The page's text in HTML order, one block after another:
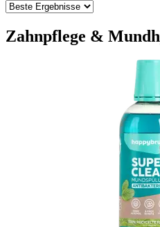
Zahnpflege &